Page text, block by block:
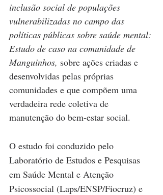
inclusão social de populações
vulnerabilizadas no campo das
políticas públicas sobre saúde mental:
Estudo de caso na comunidade de
Manguinhos, sobre ações criadas e
desenvolvidas pelas próprias
comunidades e que compõem uma
verdadeira rede coletiva de
manutenção do bem-estar social.
O estudo foi conduzido pelo
Laboratório de Estudos e Pesquisas
em Saúde Mental e Atenção
Psicossocial (Laps/ENSP/Fiocruz) e